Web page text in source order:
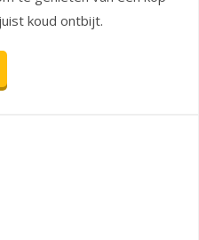
koud ontbijt.